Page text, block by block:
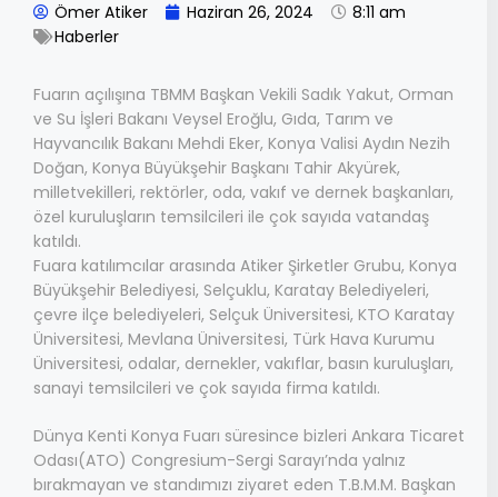
Ömer Atiker Haziran 26, 2024
8:11 am
Haberler
Fuarın açılışına TBMM Başkan Vekili Sadık Yakut, Orman
ve Su İşleri Bakanı Veysel Eroğlu, Gıda, Tarım ve
Hayvancılık Bakanı Mehdi Eker, Konya Valisi Aydın Nezih
Doğan, Konya Büyükşehir Başkanı Tahir Akyürek,
milletvekilleri, rektörler, oda, vakıf ve dernek başkanları,
özel kuruluşların temsilcileri ile çok sayıda vatandaş
katıldı.
Fuara katılımcılar arasında Atiker Şirketler Grubu, Konya
Büyükşehir Belediyesi, Selçuklu, Karatay Belediyeleri,
çevre ilçe belediyeleri, Selçuk Üniversitesi, KTO Karatay
Üniversitesi, Mevlana Üniversitesi, Türk Hava Kurumu
Üniversitesi, odalar, dernekler, vakıflar, basın kuruluşları,
sanayi temsilcileri ve çok sayıda firma katıldı.
Dünya Kenti Konya Fuarı süresince bizleri Ankara Ticaret
Odası(ATO) Congresium-Sergi Sarayı’nda yalnız
bırakmayan ve standımızı ziyaret eden T.B.M.M. Başkan